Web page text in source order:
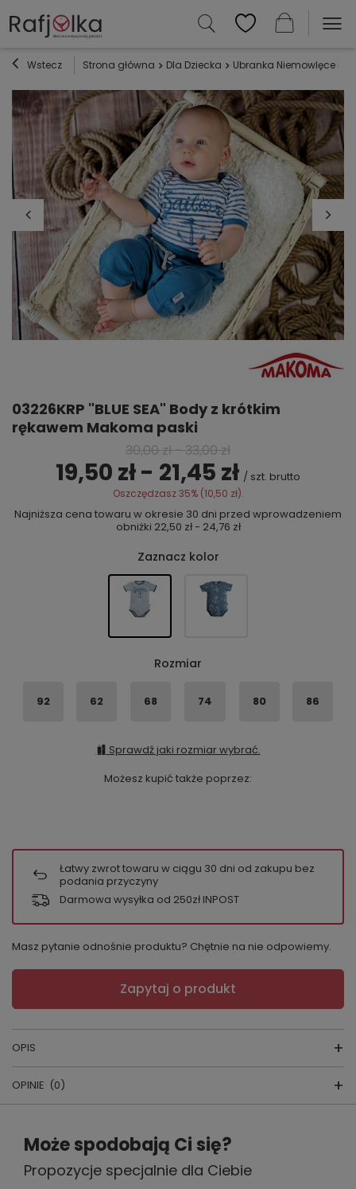
Wstecz Strona główna Dla Dziecka Ubranka Niemowlęce i
03226KRP "BLUE SEA" Body z krótkim
rękawem Makoma paski
30,00 zł-33,00 zł
19,50 zł - 21,45 zł / szt. brutto
Oszczędzasz35% (10,50 zł).
Najniższa cena towaru w okresie 30 dni przed wprowadzeniem
obniżki 22,50 zł - 24,76 zł
Zaznacz kolor
Rozmiar
92 62 68 74 80 86
Sprawdź jaki rozmiar wybrać.
Możesz kupić także poprzez:
Łatwy zwrot towaru w ciągu 30 dni od zakupu bez
podania przyczyny
Darmowa wysyłka od 250zł INPOST
Masz pytanie odnośnie produktu? Chętnie na nie odpowiemy.
Zapytaj o produkt
OPIS
SEA.
Wykonane z 100% bawełny. Niezwykle
OPINIE (0)
Napisz swoją opinię
Twoja ocena:
Może spodobają Ci się?
Propozycje specjalnie dla Ciebie